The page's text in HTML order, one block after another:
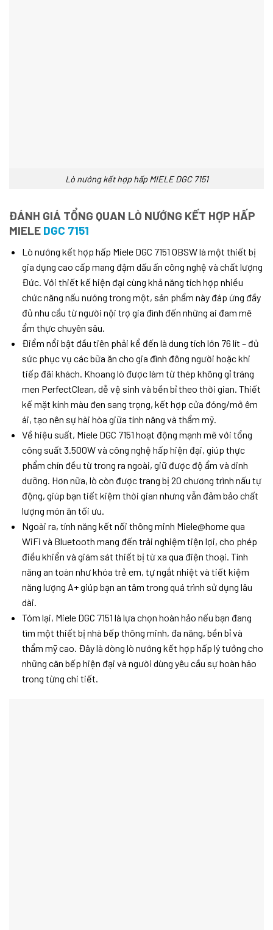
Lò nướng kết hợp hấp MIELE DGC 7151
ĐÁNH GIÁ TỔNG QUAN LÒ NƯỚNG KẾT HỢP HẤP
MIELE DGC 7151
Lò nướng kết hợp hấp Miele DGC 7151 OBSW là một thiết bị
gia dụng cao cấp mang đậm dấu ấn công nghệ và chất lượng
Đức. Với thiết kế hiện đại cùng khả năng tích hợp nhiều
chức năng nấu nướng trong một, sản phẩm này đáp ứng đầy
đủ nhu cầu từ người nội trợ gia đình đến những ai đam mê
ẩm thực chuyên sâu.
Điểm nổi bật đầu tiên phải kể đến là dung tích lớn 76 lít – đủ
sức phục vụ các bữa ăn cho gia đình đông người hoặc khi
tiếp đãi khách. Khoang lò được làm từ thép không gỉ tráng
men PerfectClean, dễ vệ sinh và bền bỉ theo thời gian. Thiết
kế mặt kính màu đen sang trọng, kết hợp cửa đóng/mở êm
ái, tạo nên sự hài hòa giữa tính năng và thẩm mỹ.
Về hiệu suất, Miele DGC 7151 hoạt động mạnh mẽ với tổng
công suất 3.500W và công nghệ hấp hiện đại, giúp thực
phẩm chín đều từ trong ra ngoài, giữ được độ ẩm và dinh
dưỡng. Hơn nữa, lò còn được trang bị 20 chương trình nấu tự
động, giúp bạn tiết kiệm thời gian nhưng vẫn đảm bảo chất
lượng món ăn tối ưu.
Ngoài ra, tính năng kết nối thông minh Miele@home qua
WiFi và Bluetooth mang đến trải nghiệm tiện lợi, cho phép
điều khiển và giám sát thiết bị từ xa qua điện thoại. Tính
năng an toàn như khóa trẻ em, tự ngắt nhiệt và tiết kiệm
năng lượng A+ giúp bạn an tâm trong quá trình sử dụng lâu
dài.
Tóm lại, Miele DGC 7151 là lựa chọn hoàn hảo nếu bạn đang
tìm một thiết bị nhà bếp thông minh, đa năng, bền bỉ và
thẩm mỹ cao. Đây là dòng lò nướng kết hợp hấp lý tưởng cho
những căn bếp hiện đại và người dùng yêu cầu sự hoàn hảo
trong từng chi tiết.